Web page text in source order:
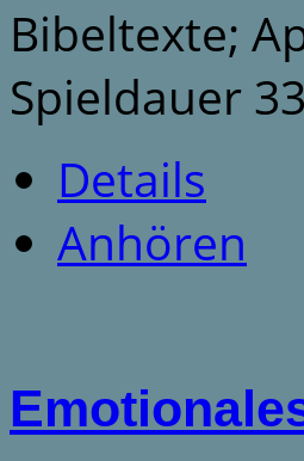
Bibeltexte;
Spieldauer
Details
Anhören